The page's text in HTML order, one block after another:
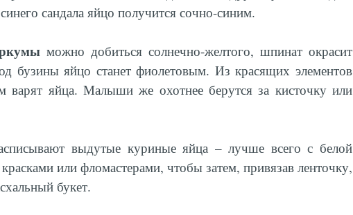
сандала яйцо получится сочно-синим.
можно добиться солнечно-желтого, шпинат окрасит
бузины яйцо станет фиолетовым. Из красящих элементов
варят яйца. Малыши же охотнее берутся за кисточку или
выдутые куриные яйца – лучше всего с белой
или фломастерами, чтобы затем, привязав ленточку,
букет.